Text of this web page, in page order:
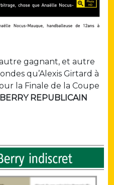
gagnant, et autre
qu’Alexis Girtard à
la Finale de la Coupe
BERRY REPUBLICAIN